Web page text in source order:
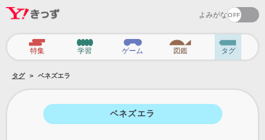
よみがな
カ
テ
ゴ
リ
特集 学習 ゲーム 図鑑 タグ
タグ ベネズエラ
ベネズエラ